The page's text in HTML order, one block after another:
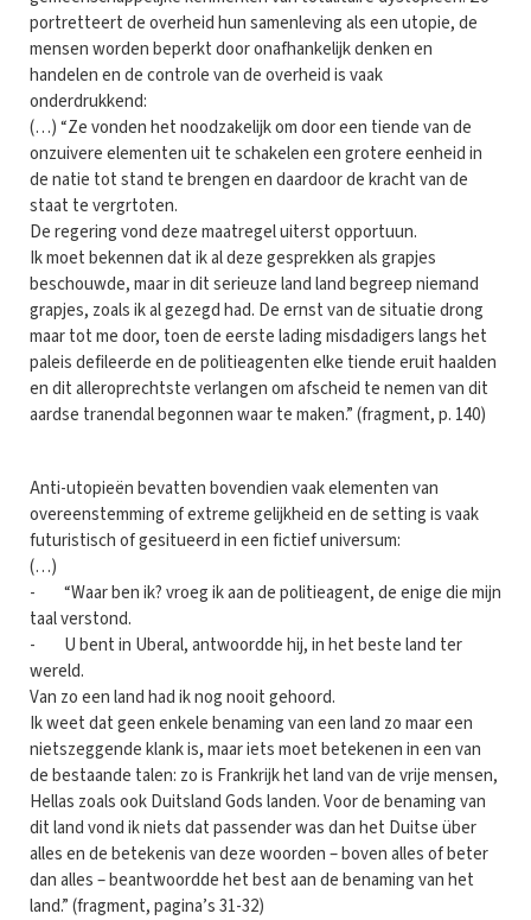
portretteert de overheid hun samenleving als een utopie, de
mensen worden beperkt door onafhankelijk denken en
handelen en de controle van de overheid is vaak
onderdrukkend:
(…) “Ze vonden het noodzakelijk om door een tiende van de
onzuivere elementen uit te schakelen een grotere eenheid in
de natie tot stand te brengen en daardoor de kracht van de
staat te vergrtoten.
De regering vond deze maatregel uiterst opportuun.
Ik moet bekennen dat ik al deze gesprekken als grapjes
beschouwde, maar in dit serieuze land land begreep niemand
grapjes, zoals ik al gezegd had. De ernst van de situatie drong
maar tot me door, toen de eerste lading misdadigers langs het
paleis defileerde en de politieagenten elke tiende eruit haalden
en dit alleroprechtste verlangen om afscheid te nemen van dit
aardse tranendal begonnen waar te maken.” (fragment, p. 140)
Anti-utopieën bevatten bovendien vaak elementen van
overeenstemming of extreme gelijkheid en de setting is vaak
futuristisch of gesitueerd in een fictief universum:
(…)
- “Waar ben ik? vroeg ik aan de politieagent, de enige die mijn
taal verstond.
- U bent in Uberal, antwoordde hij, in het beste land ter
wereld.
Van zo een land had ik nog nooit gehoord.
Ik weet dat geen enkele benaming van een land zo maar een
nietszeggende klank is, maar iets moet betekenen in een van
de bestaande talen: zo is Frankrijk het land van de vrije mensen,
Hellas zoals ook Duitsland Gods landen. Voor de benaming van
dit land vond ik niets dat passender was dan het Duitse über
alles en de betekenis van deze woorden – boven alles of beter
dan alles – beantwoordde het best aan de benaming van het
land.” (fragment, pagina’s 31-32)